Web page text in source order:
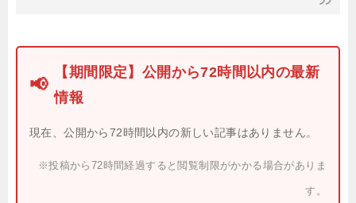
📢
【期間限定】公開から72時間以内の最新
情報
現在、公開から72時間以内の新しい記事はありません。
※投稿から72時間経過すると閲覧制限がかかる場合がありま
す。